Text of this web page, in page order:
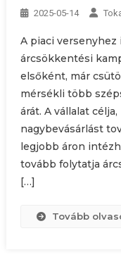
2025-05-14
A piaci versenyhez
árcsökkentési
elsőként, már
mérsékli több
árát. A vállalat
nagybevásárlást
legjobb áron
tovább folytatja
[…]
Tovább